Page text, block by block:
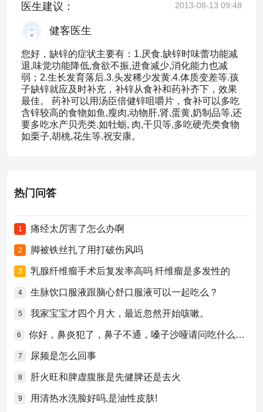
医生建议： 2013-08-13 09:48
健客医生
您好，缺锌的症状主要有：1.厌食.缺锌时味蕾功能减
退,味觉功能降低,食欲不振,进食减少,消化能力也减
弱；2.生长发育落后.3.头发稀少发黄.4.体质变差等.孩
子缺锌就应及时补充，补锌从食补和药补齐下，效果
最佳。 药补可以用汤臣倍健锌咀嚼片，食补可以多吃
含锌较高的食物如鱼,瘦肉,动物肝,肾,蛋黄,奶制品等,还
要多吃水产贝壳类.如牡蛎, 肉,干贝等,多吃硬壳类食物
如栗子,胡桃,花生等.祝安康。
热门问答
1 痛经太厉害了怎么办啊
2 脚被铁丝扎了用打破伤风吗
3 乳腺纤维瘤手术后复发率高吗 纤维瘤是多发性的
4 生脉饮口服液跟脑心舒口服液可以一起吃么？
5 我家宝宝才四个月大，最近忽然开始咳嗽。
6 你好，鼻炎犯了，鼻子不通，嗓子沙哑请问吃什么药比较好？
7 尿频是怎么回事
8 肝火旺和脾虚腹胀是先健脾还是去火
9 用清热水洗脸好吗,是油性皮肤!